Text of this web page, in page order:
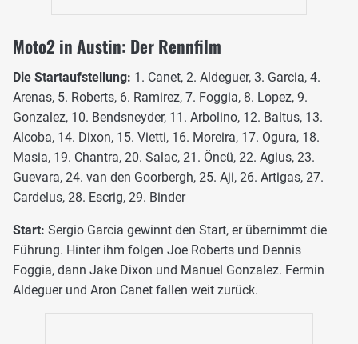
Moto2 in Austin: Der Rennfilm
Die Startaufstellung: 1. Canet, 2. Aldeguer, 3. Garcia, 4.
Arenas, 5. Roberts, 6. Ramirez, 7. Foggia, 8. Lopez, 9.
Gonzalez, 10. Bendsneyder, 11. Arbolino, 12. Baltus, 13.
Alcoba, 14. Dixon, 15. Vietti, 16. Moreira, 17. Ogura, 18.
Masia, 19. Chantra, 20. Salac, 21. Öncü, 22. Agius, 23.
Guevara, 24. van den Goorbergh, 25. Aji, 26. Artigas, 27.
Cardelus, 28. Escrig, 29. Binder
Start: Sergio Garcia gewinnt den Start, er übernimmt die
Führung. Hinter ihm folgen Joe Roberts und Dennis
Foggia, dann Jake Dixon und Manuel Gonzalez. Fermin
Aldeguer und Aron Canet fallen weit zurück.